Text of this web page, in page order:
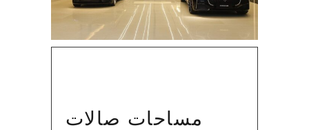
مساحات صالات